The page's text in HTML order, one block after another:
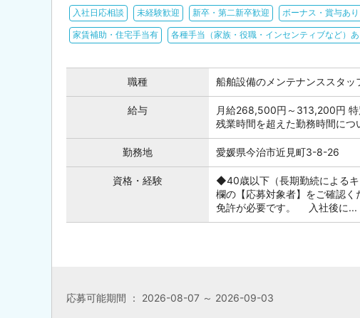
入社日応相談 未経験歓迎 新卒・第二新卒歓迎 ボーナス・賞与あり
家賃補助・住宅手当有 各種手当（家族・役職・インセンティブなど）あ
職種 船舶設備のメンテナンススタッ
給与
月給268,500円～313,200円
残業時間を超えた勤務時間に
勤務地 愛媛県今治市近見町3-8-26
資格・経験
◆40歳以下（長期勤続による
欄の【応募対象者】をご確認
免許が必要です。 入社後に...
応募可能期間 ： 2026-08-07 ～ 2026-09-03